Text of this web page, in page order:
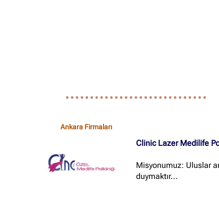
Ankara Firmaları
Clinic Lazer Medilife
Misyonumuz: Uluslar
duymaktır...